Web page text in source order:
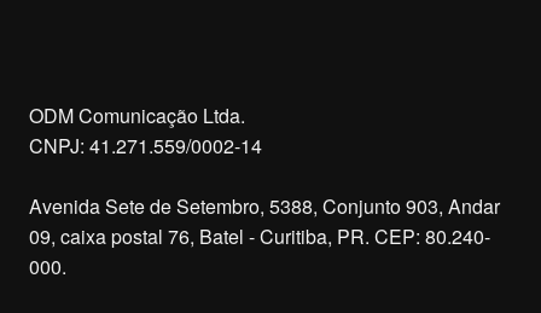
ODM Comunicação Ltda.
CNPJ: 41.271.559/0002-14
Avenida Sete de Setembro, 5388, Conjunto 903, Andar
09, caixa postal 76, Batel - Curitiba, PR. CEP: 80.240-
000.